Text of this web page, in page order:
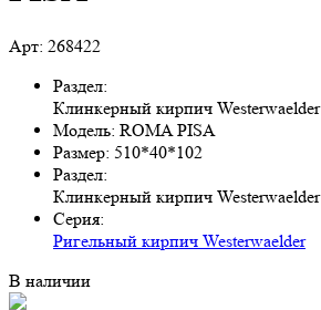
Арт: 268422
Раздел:
Клинкерный кирпич
Модель: ROMA PISA
Размер: 510*40*102
Раздел:
Клинкерный кирпич
Серия:
Ригельный кирпич Westerwaelder
В наличии